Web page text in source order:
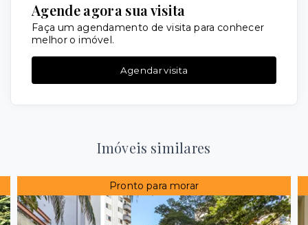
Agende agora sua visita
Faça um agendamento de visita para conhecer
melhor o imóvel.
Agendar visita
Imóveis similares
Pronto para morar